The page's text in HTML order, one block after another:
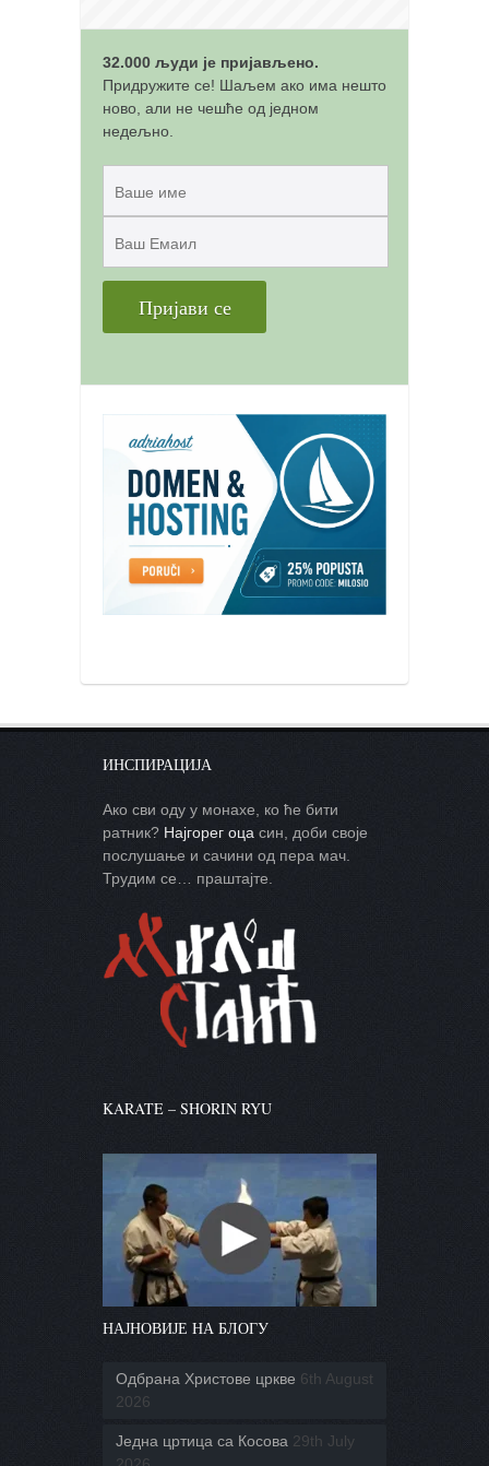
галерија клуба
чланарина
контакт
бесплатна е-књига
моја прича
моја прича
32.000 људи је пријављено.
Придружите се! Шаљем ако има нешто
ново, али не чешће од једном
недељно.
ИНСПИРАЦИЈА
Ако сви оду у монахе, ко ће бити
ратник? Најгорег оца син, доби своје
послушање и сачини од пера мач.
Трудим се… праштајте.
KARATE – SHORIN RYU
НАЈНОВИЈЕ НА БЛОГУ
Одбрана Христове цркве 6th August
2026
Једна цртица са Косова 29th July